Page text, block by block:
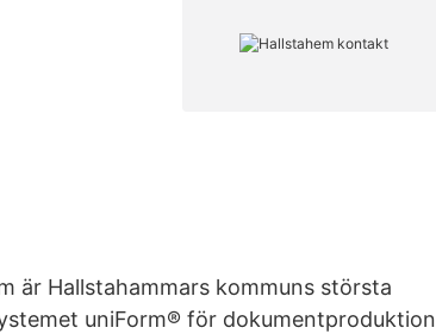
är Hallstahammars kommuns största
uniForm® för dokumentproduktion